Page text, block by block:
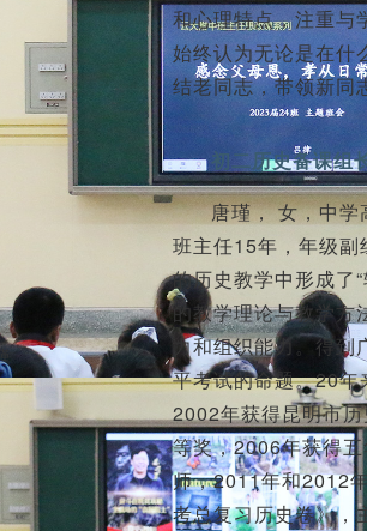
和心理特点，注重与
始终认为无论是在什
结老同志，带领新同
初二历史备课组
唐瑾， 女，中
班主任15年，年级
的历史教学中形成了
的教学理论与教学方
力和组织能力。得
平考试的命题。20
2002年获得昆明市
等奖，2006年获得
师，2011年和2012
考总复习历史卷》，